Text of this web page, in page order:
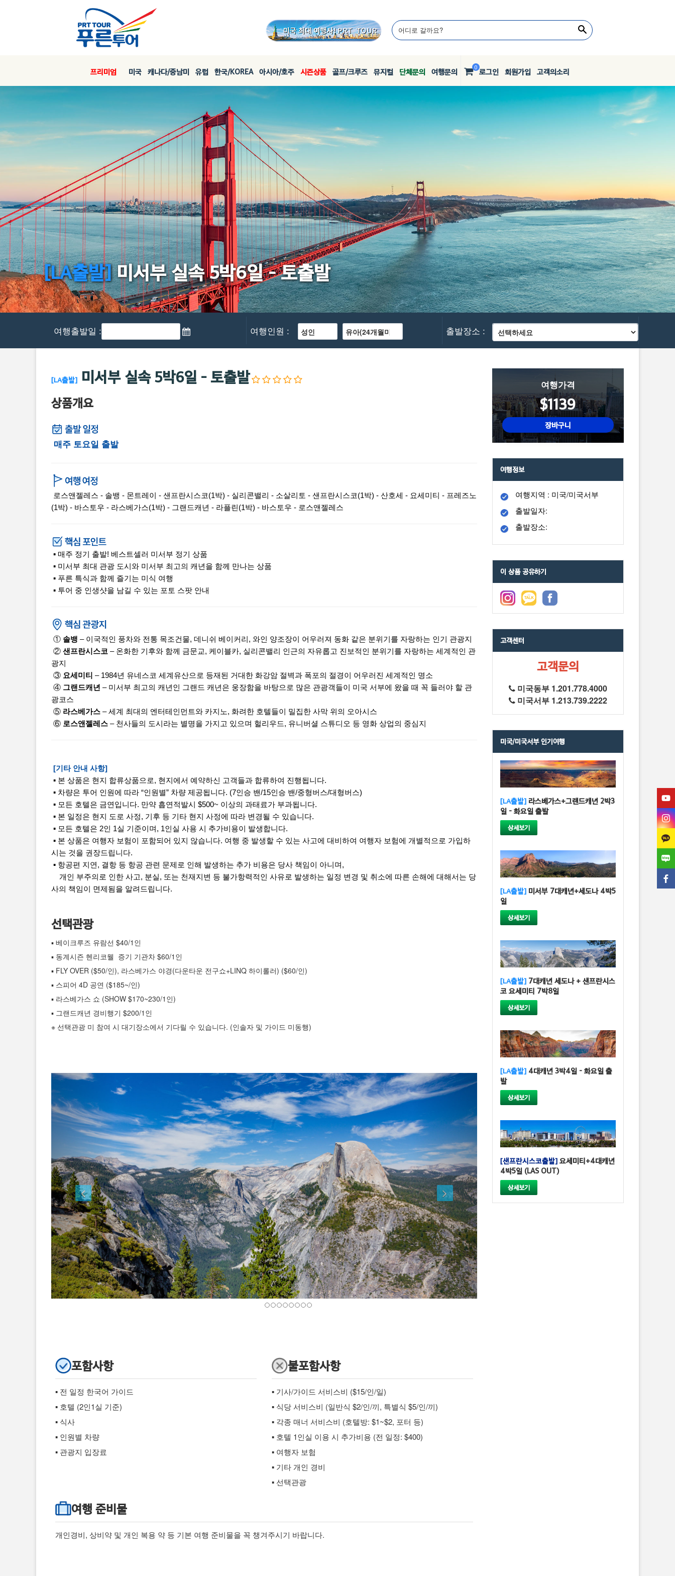
프리미엄 미국 캐나다/중남미 유럽 한국/KOREA 아시아/호주 시즌상품 골프/크루즈 뮤지컬 단체문의 여행문의 0 로그인 회원가입 고객의소리
[LA출발]미서부 실속 5박6일 - 토출발
여행출발일 : 여행인원 : 출발장소 :
[LA출발] 미서부 실속 5박6일 - 토출발
상품개요
매주 토요일 출발
로스앤젤레스 - 솔뱅 - 몬트레이 - 샌프란시스코(1박) - 실리콘밸리 - 소살리토 - 샌프란시스코(1박) - 산호세 - 요세미티 - 프레즈노
(1박) - 바스토우 - 라스베가스(1박) - 그랜드캐년 - 라플린(1박) - 바스토우 - 로스앤젤레스
▪ 매주 정기 출발! 베스트셀러 미서부 정기 상품
▪ 미서부 최대 관광 도시와 미서부 최고의 캐년을 함께 만나는 상품
▪ 푸른 특식과 함께 즐기는 미식 여행
▪ 투어 중 인생샷을 남길 수 있는 포토 스팟 안내
① 솔뱅 – 이국적인 풍차와 전통 목조건물, 데니쉬 베이커리, 와인 양조장이 어우러져 동화 같은 분위기를 자랑하는 인기 관광지
② 샌프란시스코 – 온화한 기후와 함께 금문교, 케이블카, 실리콘밸리 인근의 자유롭고 진보적인 분위기를 자랑하는 세계적인 관
광지
③ 요세미티 – 1984년 유네스코 세계유산으로 등재된 거대한 화강암 절벽과 폭포의 절경이 어우러진 세계적인 명소
④ 그랜드캐년 – 미서부 최고의 캐년인 그랜드 캐년은 웅장함을 바탕으로 많은 관광객들이 미국 서부에 왔을 때 꼭 들러야 할 관
광코스
⑤ 라스베가스 – 세계 최대의 엔터테인먼트와 카지노, 화려한 호텔들이 밀집한 사막 위의 오아시스
⑥ 로스앤젤레스 – 천사들의 도시라는 별명을 가지고 있으며 헐리우드, 유니버셜 스튜디오 등 영화 상업의 중심지
[기타 안내 사항]
▪ 본 상품은 현지 합류상품으로, 현지에서 예약하신 고객들과 합류하여 진행됩니다.
▪ 차량은 투어 인원에 따라 “인원별” 차량 제공됩니다. (7인승 밴/15인승 밴/중형버스/대형버스)
▪ 모든 호텔은 금연입니다. 만약 흡연적발시 $500~ 이상의 과태료가 부과됩니다.
▪ 본 일정은 현지 도로 사정, 기후 등 기타 현지 사정에 따라 변경될 수 있습니다.
▪ 모든 호텔은 2인 1실 기준이며, 1인실 사용 시 추가비용이 발생합니다.
▪ 본 상품은 여행자 보험이 포함되어 있지 않습니다. 여행 중 발생할 수 있는 사고에 대비하여 여행자 보험에 개별적으로 가입하
시는 것을 권장드립니다.
▪ 항공편 지연, 결항 등 항공 관련 문제로 인해 발생하는 추가 비용은 당사 책임이 아니며,
개인 부주의로 인한 사고, 분실, 또는 천재지변 등 불가항력적인 사유로 발생하는 일정 변경 및 취소에 따른 손해에 대해서는 당
사의 책임이 면제됨을 알려드립니다.
선택관광
▪ 베이크루즈 유람선 $40/1인
▪ 동계시즌 헨리코웰 증기 기관차 $60/1인
▪ FLY OVER ($50/인), 라스베가스 야경(다운타운 전구쇼+LINQ 하이롤러) ($60/인)
▪ 스피어 4D 공연 ($185~/인)
▪ 라스베가스 쇼 (SHOW $170~230/1인)
▪ 그랜드캐년 경비행기 $200/1인
※ 선택관광 미 참여 시 대기장소에서 기다릴 수 있습니다. (인솔자 및 가이드 미동행)
포함사항
▪ 전 일정 한국어 가이드
▪ 호텔 (2인1실 기준)
▪ 식사
▪ 인원별 차량
▪ 관광지 입장료
불포함사항
▪ 기사/가이드 서비스비 ($15/인/일)
▪ 식당 서비스비 (일반식 $2/인/끼, 특별식 $5/인/끼)
▪ 각종 매너 서비스비 (호텔방: $1~$2, 포터 등)
▪ 호텔 1인실 이용 시 추가비용 (전 일정: $400)
▪ 여행자 보험
▪ 기타 개인 경비
▪ 선택관광
여행 준비물
개인경비, 상비약 및 개인 복용 약 등 기본 여행 준비물을 꼭 챙겨주시기 바랍니다.
여행가격
$1139
장바구니
여행정보
여행지역 : 미국/미국서부
출발일자:
출발장소:
이 상품 공유하기
고객센터
고객문의
미국동부 1.201.778.4000
미국서부 1.213.739.2222
미국/미국서부 인기여행
[LA출발]라스베가스+그랜드캐년 2박3
일 - 화요일 출발
상세보기
[LA출발]미서부 7대캐년+세도나 4박5
일
상세보기
[LA출발]7대캐년 세도나 + 샌프란시스
코 요세미티 7박8일
상세보기
[LA출발]4대캐년 3박4일 - 화요일 출
발
상세보기
[샌프란시스코출발]요세미티+4대캐년
4박5일 (LAS OUT)
상세보기